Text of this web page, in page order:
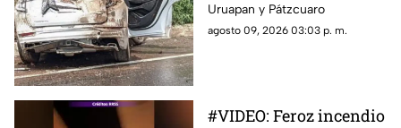
Uruapan y Pátzcuaro
agosto 09, 2026 03:03 p. m.
#VIDEO: Feroz incendio